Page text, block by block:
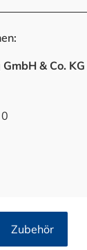
& Co. KG
Zubehör